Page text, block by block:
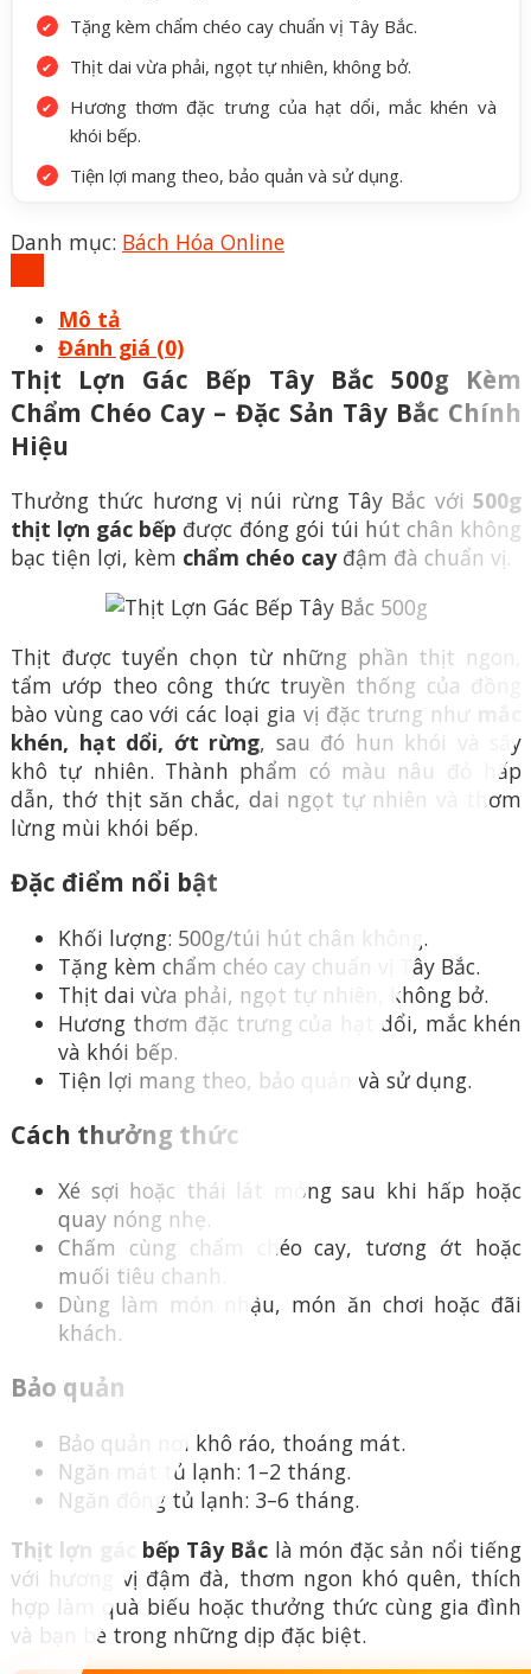
Tặng kèm chẩm chéo cay chuẩn vị Tây Bắc.
Thịt dai vừa phải, ngọt tự nhiên, không bở.
Hương thơm đặc trưng của hạt dổi, mắc khén và
khói bếp.
Tiện lợi mang theo, bảo quản và sử dụng.
Danh mục: Bách Hóa Online
Mô tả
Đánh giá (0)
Thịt Lợn Gác Bếp Tây Bắc 500g Kèm
Chẩm Chéo Cay – Đặc Sản Tây Bắc Chính
Hiệu
Thưởng thức hương vị núi rừng Tây Bắc với 500g
thịt lợn gác bếp được đóng gói túi hút chân không
bạc tiện lợi, kèm chẩm chéo cayđậm đà chuẩn vị.
Thịt được tuyển chọn từ những phần thịt ngon,
tẩm ướp theo công thức truyền thống của đồng
bào vùng cao với các loại gia vị đặc trưng như mắc
khén, hạt dổi, ớt rừng, sau đó hun khói và sấy
khô tự nhiên. Thành phẩm có màu nâu đỏ hấp
dẫn, thớ thịt săn chắc, dai ngọt tự nhiên và thơm
lừng mùi khói bếp.
Đặc điểm nổi bật
Khối lượng: 500g/túi hút chân không.
Tặng kèm chẩm chéo cay chuẩn vị Tây Bắc.
Thịt dai vừa phải, ngọt tự nhiên, không bở.
Hương thơm đặc trưng của hạt dổi, mắc khén
và khói bếp.
Tiện lợi mang theo, bảo quản và sử dụng.
Cách thưởng thức
Xé sợi hoặc thái lát mỏng sau khi hấp hoặc
quay nóng nhẹ.
Chấm cùng chẩm chéo cay, tương ớt hoặc
muối tiêu chanh.
Dùng làm món nhậu, món ăn chơi hoặc đãi
khách.
Bảo quản
Bảo quản nơi khô ráo, thoáng mát.
Ngăn mát tủ lạnh: 1–2 tháng.
Ngăn đông tủ lạnh: 3–6 tháng.
Thịt lợn gác bếp Tây Bắc là món đặc sản nổi tiếng
với hương vị đậm đà, thơm ngon khó quên, thích
hợp làm quà biếu hoặc thưởng thức cùng gia đình
và bạn bè trong những dịp đặc biệt.